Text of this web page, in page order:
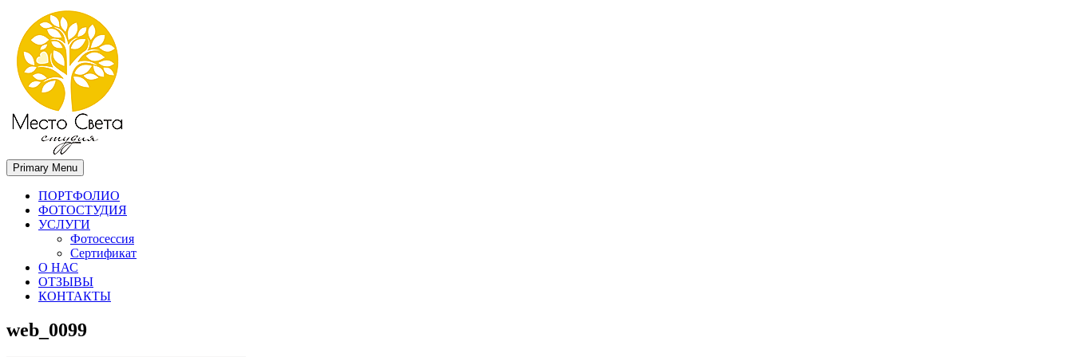
Место света. Свадебный фотограф в Орле Апальков Вячеслав
Свадебный фотограф в Орле
Primary Menu
ПОРТФОЛИО
ФОТОСТУДИЯ
УСЛУГИ
Фотосессия
Сертификат
О НАС
ОТЗЫВЫ
КОНТАКТЫ
web_0099